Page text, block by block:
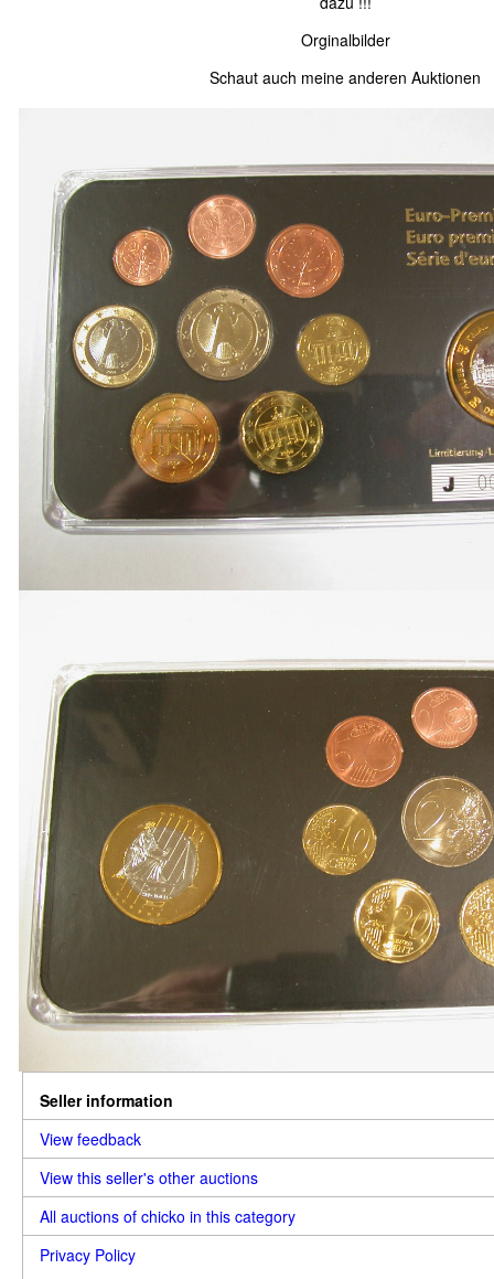
Orginalbilder
Schaut auch meine anderen Auktionen
Seller information
View feedback
View this seller's other auctions
All auctions of chicko in this category
Privacy Policy